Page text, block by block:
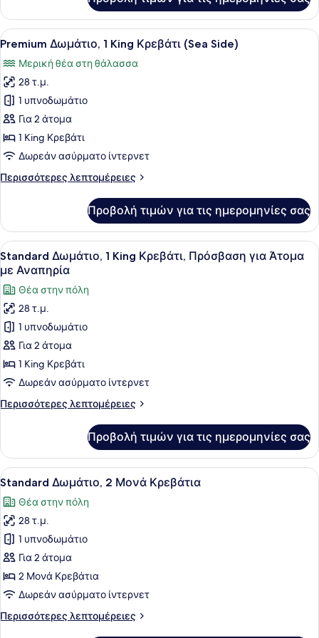
Δωμάτιο
Προβολή
όλων
των
φωτογραφιών
για
Premium
Δωμάτιο,
1
Κρεβάτι
Ένα δωμάτιο ξενοδοχείου με ένα
14
Premium Δωμάτιο, 1 King Κρεβάτι (Sea Side)
Μερική θέα στη θάλασσα
28 τ.μ.
1 υπνοδωμάτιο
Για 2 άτομα
1 King Κρεβάτι
Δωρεάν ασύρματο ίντερνετ
Περισσότερες λεπτομέρειες
Περισσότερες
Δωμάτιο,
King
Κρεβάτι
(Sea
Side)
Προβολή τιμών για τις ημερομηνίες σας
Προβολή
όλων
των
φωτογραφιών
για
Standard
Δωμάτιο,
1
King
Πρόσβαση
με
Αναπηρία
Ένα σύγχρονο δωμάτιο
11
Standard Δωμάτιο, 1 King Κρεβάτι, Πρόσβαση για Άτομα
με Αναπηρία
Θέα στην πόλη
28 τ.μ.
1 υπνοδωμάτιο
Για 2 άτομα
1 King Κρεβάτι
Δωρεάν ασύρματο ίντερνετ
Περισσότερες λεπτομέρειες
Περισσότερες
Δωμάτιο,
King
Πρόσβαση
για
Άτομα
με
Αναπηρία
Προβολή τιμών για τις ημερομηνίες σας
Προβολή
όλων
των
φωτογραφιών
για
Standard
Δωμάτιο,
2
Μονά
Κρεβάτια
Ένα δωμάτιο ξενοδοχείου με δύο
8
Standard Δωμάτιο, 2 Μονά Κρεβάτια
Θέα στην πόλη
28 τ.μ.
1 υπνοδωμάτιο
Για 2 άτομα
2 Μονά Κρεβάτια
Δωρεάν ασύρματο ίντερνετ
Περισσότερες λεπτομέρειες
Περισσότερες